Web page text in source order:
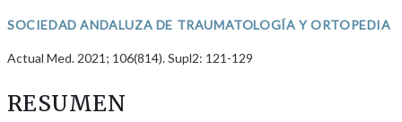
SOCIEDAD ANDALUZA DE TRAUMATOLOGÍA Y ORTOPEDIA
Actual Med. 2021; 106(814). Supl2: 121-129
RESUMEN